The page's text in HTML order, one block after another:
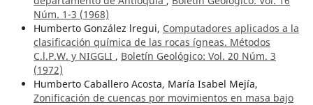
Núm. 1-3 (1968)
Humberto González lregui, Computadores aplicados a la
clasificación química de las rocas ígneas. Métodos
C.l.P.W. y NIGGLI , Boletín Geológico: Vol. 20 Núm. 3
(1972)
Humberto Caballero Acosta, María Isabel Mejía,
Zonificación de cuencas por movimientos en masa bajo